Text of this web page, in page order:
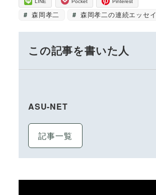
森岡孝二 森岡孝二の連続エッセイ
この記事を書いた人
ASU-NET
記事一覧